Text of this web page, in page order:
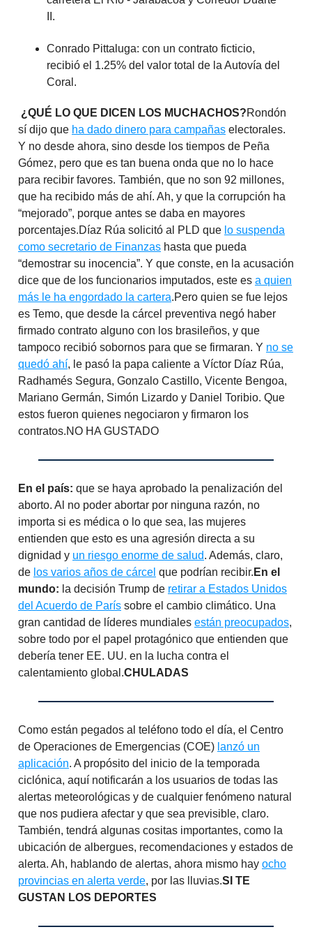
II.
Conrado Pittaluga: con un contrato ficticio,
recibió el 1.25% del valor total de la Autovía del
Coral.
¿QUÉ LO QUE DICEN LOS MUCHACHOS?Rondón
sí dijo que ha dado dinero para campañas electorales.
Y no desde ahora, sino desde los tiempos de Peña
Gómez, pero que es tan buena onda que no lo hace
para recibir favores. También, que no son 92 millones,
que ha recibido más de ahí. Ah, y que la corrupción ha
“mejorado”, porque antes se daba en mayores
porcentajes.Díaz Rúa solicitó al PLD que lo suspenda
como secretario de Finanzas hasta que pueda
“demostrar su inocencia”. Y que conste, en la acusación
dice que de los funcionarios imputados, este es a quien
más le ha engordado la cartera.Pero quien se fue lejos
es Temo, que desde la cárcel preventiva negó haber
firmado contrato alguno con los brasileños, y que
tampoco recibió sobornos para que se firmaran. Y no se
quedó ahí, le pasó la papa caliente a Víctor Díaz Rúa,
Radhamés Segura, Gonzalo Castillo, Vicente Bengoa,
Mariano Germán, Simón Lizardo y Daniel Toribio. Que
estos fueron quienes negociaron y firmaron los
contratos.NO HA GUSTADO
En el país: que se haya aprobado la penalización del
aborto. Al no poder abortar por ninguna razón, no
importa si es médica o lo que sea, las mujeres
entienden que esto es una agresión directa a su
dignidad y un riesgo enorme de salud. Además, claro,
de los varios años de cárcel que podrían recibir. En el
mundo: la decisión Trump de retirar a Estados Unidos
del Acuerdo de París sobre el cambio climático. Una
gran cantidad de líderes mundiales están preocupados,
sobre todo por el papel protagónico que entienden que
debería tener EE. UU. en la lucha contra el
calentamiento global.CHULADAS
Como están pegados al teléfono todo el día, el Centro
de Operaciones de Emergencias (COE) lanzó un
aplicación. A propósito del inicio de la temporada
ciclónica, aquí notificarán a los usuarios de todas las
alertas meteorológicas y de cualquier fenómeno natural
que nos pudiera afectar y que sea previsible, claro.
También, tendrá algunas cositas importantes, como la
ubicación de albergues, recomendaciones y estados de
alerta. Ah, hablando de alertas, ahora mismo hay ocho
provincias en alerta verde, por las lluvias.SI TE
GUSTAN LOS DEPORTES